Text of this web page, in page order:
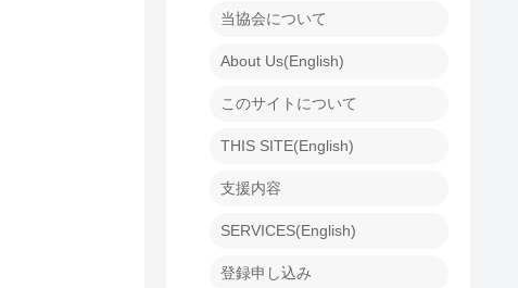
当協会について
About Us(English)
このサイトについて
THIS SITE(English)
支援内容
SERVICES(English)
登録申し込み